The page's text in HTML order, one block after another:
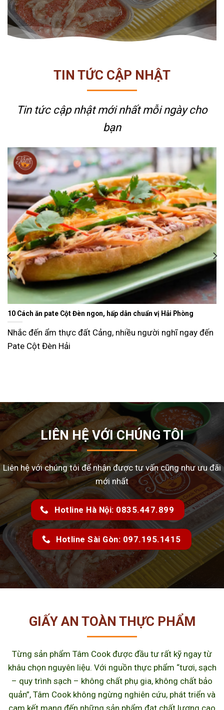
TIN TỨC CẬP NHẬT
Tin tức cập nhật mới nhấtmỗi ngày cho
bạn
Ăn gì ngày Tết sao cho đỡ ngán và lạ miệng? Gợi ý 15 món ngon
dễ làm tại nhà
Tết Nguyên Đán là dịp sum vầy, nhưng cũng là thời
LIÊN HỆ VỚI CHÚNG TÔI
Liên hệ với chúng tôi để nhận được tư vấn cũng như ưu đãi
mới nhất
Hotline Hà Nội: 0835.447.899
Hotline Sài Gòn: 097.195.1415
GIẤY AN TOÀN THỰC PHẨM
Từng sản phẩm Tâm Cook được đầu tư rất kỹ ngay từ
khâu chọn nguyên liệu. Với nguồn thực phẩm “tươi, sạch
– quy trình sạch – không chất phụ gia, không chất bảo
quản”, Tâm Cook không ngừng nghiên cứu, phát triển và